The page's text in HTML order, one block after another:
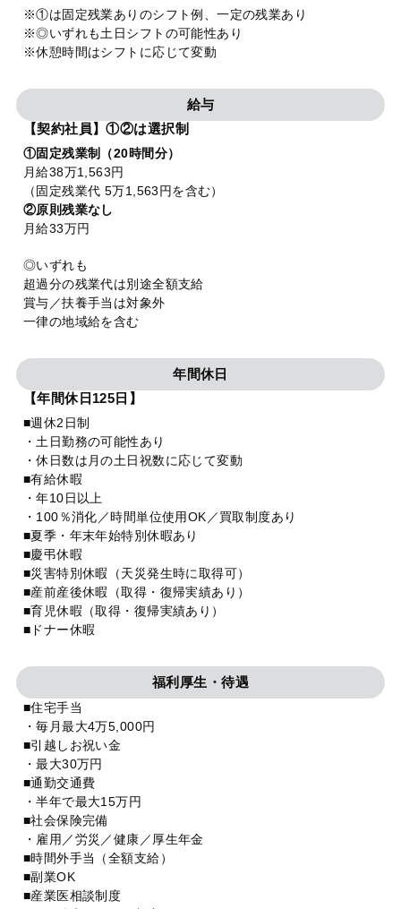
※①は固定残業ありのシフト例、一定の残業あり
※◎いずれも土日シフトの可能性あり
※休憩時間はシフトに応じて変動
給与
【契約社員】①②は選択制
①固定残業制（20時間分）
月給38万1,563円
（固定残業代 5万1,563円を含む）
②原則残業なし
月給33万円
◎いずれも
超過分の残業代は別途全額支給
賞与／扶養手当は対象外
一律の地域給を含む
年間休日
【年間休日125日】
■週休2日制
・土日勤務の可能性あり
・休日数は月の土日祝数に応じて変動
■有給休暇
・年10日以上
・100％消化／時間単位使用OK／買取制度あり
■夏季・年末年始特別休暇あり
■慶弔休暇
■災害特別休暇（天災発生時に取得可）
■産前産後休暇（取得・復帰実績あり）
■育児休暇（取得・復帰実績あり）
■ドナー休暇
福利厚生・待遇
■住宅手当
・毎月最大4万5,000円
■引越しお祝い金
・最大30万円
■通勤交通費
・半年で最大15万円
■社会保険完備
・雇用／労災／健康／厚生年金
■時間外手当（全額支給）
■副業OK
■産業医相談制度